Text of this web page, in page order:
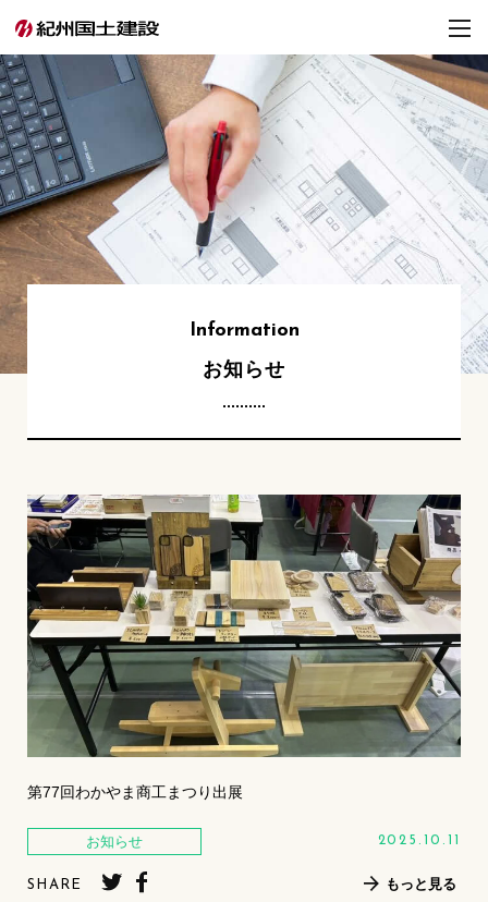
お知らせ
Information
第77回わかやま商工まつり出展
お知らせ 2025.10.11
SHARE もっと見る